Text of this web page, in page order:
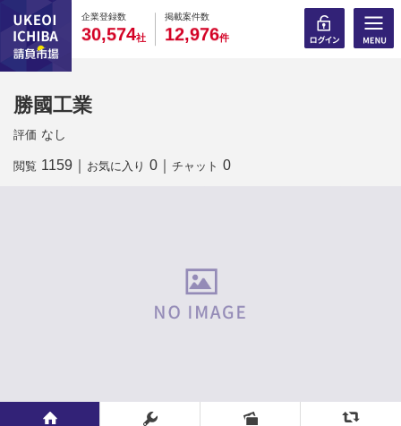
企業登録数
0
3
0
0,
0
5
0
74社
掲載案件数
0
1
0
2,
0
9
0
76件
勝國工業
評価 なし
閲覧 1159 お気に入り 0 チャット 0